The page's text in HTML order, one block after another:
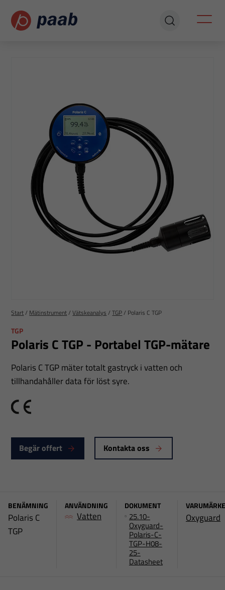
Start/ Mätinstrument/Vätskeanalys /TGP/ Polaris C TGP
TGP
Polaris C TGP - Portabel TGP-mätare
Polaris C TGP mäter totalt gastryck i vatten och
tillhandahåller data för löst syre.
CE
Begär offert Kontakta oss
BENÄMNING
Polaris C
TGP
ANVÄNDNING
Vatten
DOKUMENT
25.10-
Oxyguard-
Polaris-C-
TGP-H08-
25-
Datasheet
Oxyguard